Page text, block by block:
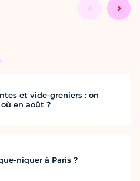
et vide-greniers : on
en août ?
niquer à Paris ?